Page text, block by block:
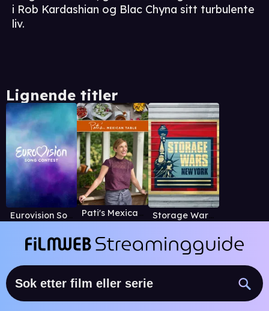
i Rob Kardashian og Blac Chyna sitt turbulente
liv.
Lignende titler
Eurovision Song Contest Pati's Mexican Table Storage Wars: New York